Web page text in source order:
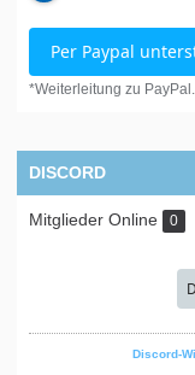
Per Paypal
*Weiterleitung zu
DISCORD
Mitglieder Online 0
Discord-